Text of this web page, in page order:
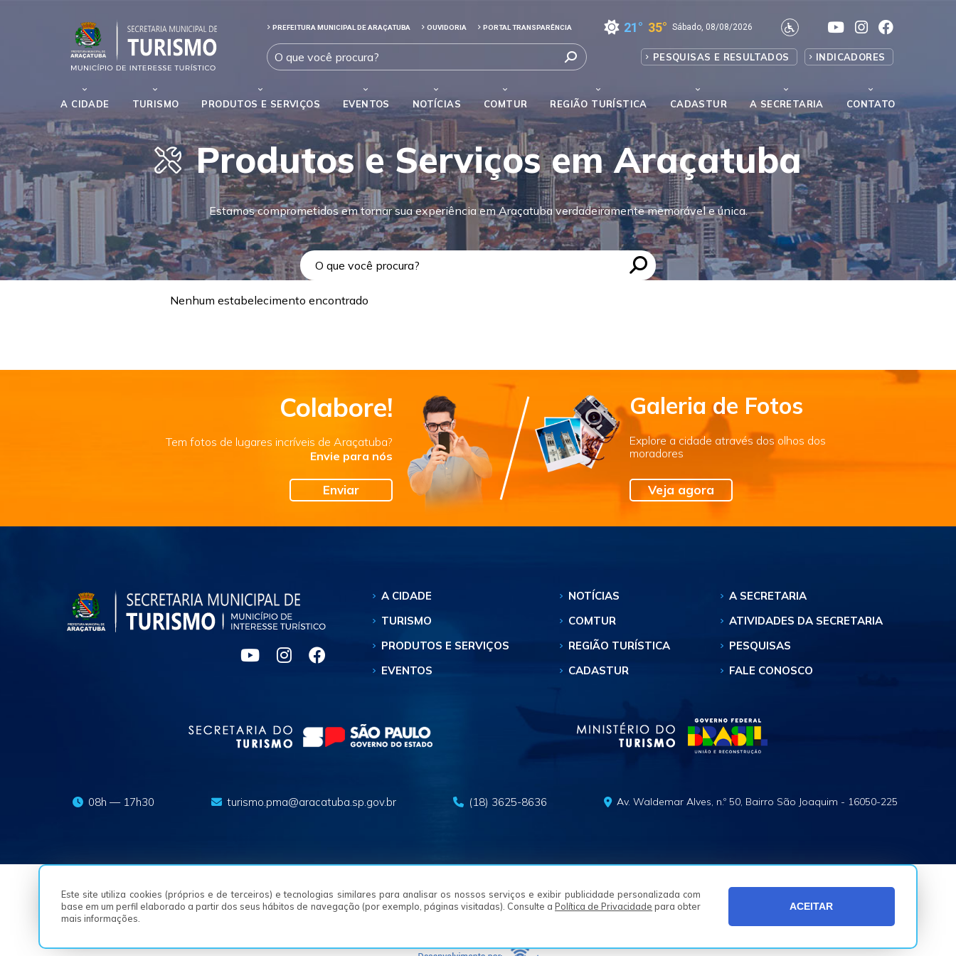
PREFEITURA MUNICIPAL DE ARAÇATUBA OUVIDORIA PORTAL TRANSPARÊNCIA 21° 35° Sábado, 08/08/2026
PESQUISAS E RESULTADOS INDICADORES
A CIDADE TURISMO PRODUTOS E SERVIÇOS EVENTOS NOTÍCIAS COMTUR REGIÃO TURÍSTICA CADASTUR A SECRETARIA CONTATO
Produtos e Serviços em Araçatuba
Estamos comprometidos em tornar sua experiência em Araçatuba verdadeiramente memorável e única.
Nenhum estabelecimento encontrado
Colabore!
Tem fotos de lugares incríveis de Araçatuba?
Envie para nós
Enviar
Galeria de Fotos
Explore a cidade através dos olhos dos
moradores
Veja agora
Este site utiliza cookies (próprios e de terceiros) e tecnologias similares para analisar os nossos serviços e exibir publicidade personalizada com
base em um perfil elaborado a partir dos seus hábitos de navegação (por exemplo, páginas visitadas). Consulte a Política de Privacidade para obter
mais informações.
ACEITAR
A CIDADE
TURISMO
PRODUTOS E SERVIÇOS
EVENTOS
NOTÍCIAS
COMTUR
REGIÃO TURÍSTICA
CADASTUR
A SECRETARIA
ATIVIDADES DA SECRETARIA
PESQUISAS
FALE CONOSCO
08h — 17h30 turismo.pma@aracatuba.sp.gov.br (18) 3625-8636 Av. Waldemar Alves, n.º 50, Bairro São Joaquim - 16050-225
© 2026 SECRETARIA MUNICIPAL DE TURISMO - ARAÇATUBA/SP
Termos e Condições
Política de Privacidade